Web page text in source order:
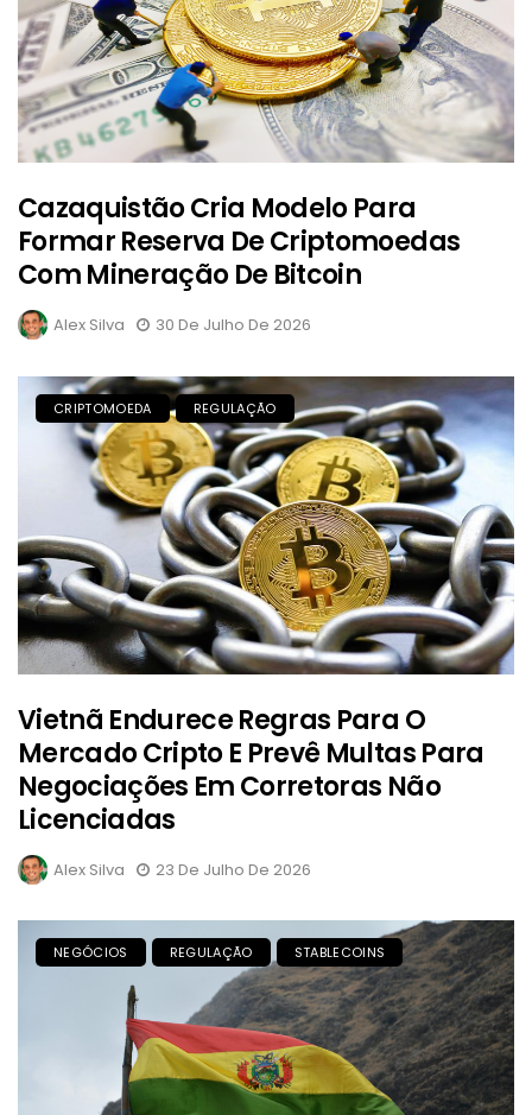
Cazaquistão Cria Modelo Para
Formar Reserva De Criptomoedas
Com Mineração De Bitcoin
Alex Silva 30 De Julho De 2026
CRIPTOMOEDA REGULAÇÃO
Vietnã Endurece Regras Para O
Mercado Cripto E Prevê Multas Para
Negociações Em Corretoras Não
Licenciadas
Alex Silva 23 De Julho De 2026
NEGÓCIOS REGULAÇÃO STABLECOINS